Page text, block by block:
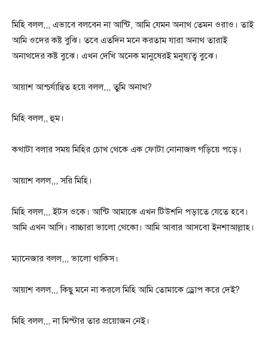
মিহি বলল,,, এভাবে বলবেন না আন্টি, আমি যেমন অনাথ তেমন ওরাও। তাই
আমি ওদের কষ্ট বুঝি। তবে এতদিন মনে করতাম যারা অনাথ তারাই
অনাথদের কষ্ট বুঝে। এখন দেখি অনেক মানুষেরই মনুষ্যত্ব বুঝে।
আয়াশ আশ্চর্যান্বিত হয়ে বলল,,, তুমি অনাথ?
মিহি বলল,, হুম।
কথাটা বলার সময় মিহির চোখ থেকে এক ফোটা নোনাজল গড়িয়ে পড়ে।
আয়াশ বলল,,, সরি মিহি।
মিহি বলল,,, ইটস ওকে। আন্টি আমাকে এখন টিউশনি পড়াতে যেতে হবে।
আমি এখন আসি। বাচ্চারা ভালো থেকো। আমি আবার আসবো ইনশাআল্লাহ।
ম্যানেজার বলল,,, ভালো থাকিস।
আয়াশ বলল,,, কিছু মনে না করলে মিহি আমি তোমাকে ড্রোপ করে দেই?
মিহি বলল,,, না মিস্টার তার প্রয়োজন নেই।